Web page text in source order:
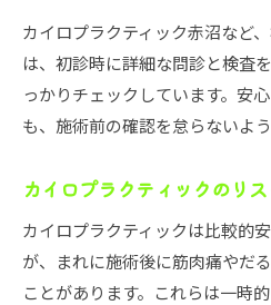
カイロプラクティック赤沼など
は、初診時に詳細な問診と検査
っかりチェックしています。安
も、施術前の確認を怠らないよ
カイロプラクティックのリ
カイロプラクティックは比較的
が、まれに施術後に筋肉痛やだ
ことがあります。これらは一時